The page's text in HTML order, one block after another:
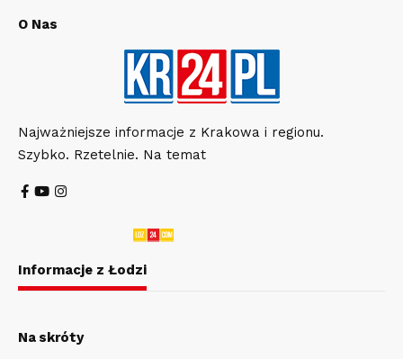
O Nas
Najważniejsze informacje z Krakowa i regionu.
Szybko. Rzetelnie. Na temat
Informacje z Łodzi
Na skróty